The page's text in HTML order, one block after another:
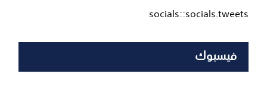
socials::socials.tweets
فيسبوك